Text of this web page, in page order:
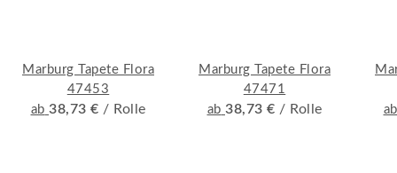
Marburg Tapete Flora
47453
ab 38,73 € / Rolle
Marburg Tapete Flora
47471
ab 38,73 € / Rolle ab